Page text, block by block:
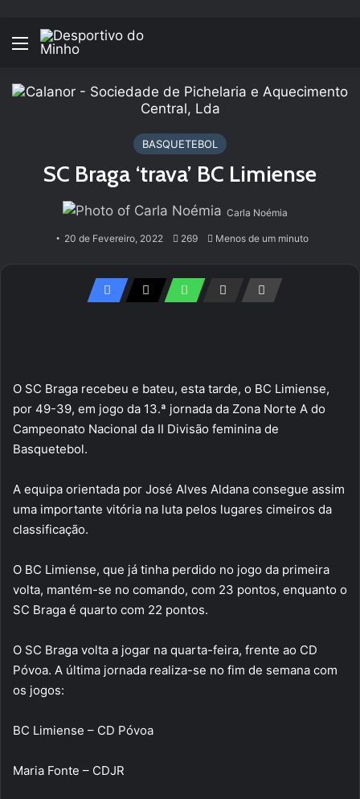
Menu
BASQUETEBOL
SC Braga ‘trava’ BC Limiense
Carla Noémia
20 de Fevereiro, 2022 269 Menos de um minuto
O SC Braga recebeu e bateu, esta tarde, o BC Limiense,
por 49-39, em jogo da 13.ª jornada da Zona Norte A do
Campeonato Nacional da II Divisão feminina de
Basquetebol.
A equipa orientada por José Alves Aldana consegue assim
uma importante vitória na luta pelos lugares cimeiros da
classificação.
O BC Limiense, que já tinha perdido no jogo da primeira
volta, mantém-se no comando, com 23 pontos, enquanto o
SC Braga é quarto com 22 pontos.
O SC Braga volta a jogar na quarta-feira, frente ao CD
Póvoa. A última jornada realiza-se no fim de semana com
os jogos:
BC Limiense – CD Póvoa
Maria Fonte – CDJR